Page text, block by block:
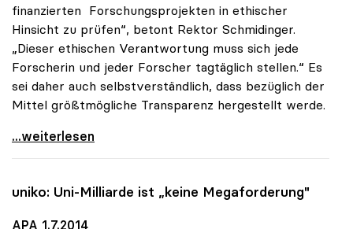
finanzierten Forschungsprojekten in ethischer
Hinsicht zu prüfen“, betont Rektor Schmidinger.
„Dieser ethischen Verantwortung muss sich jede
Forscherin und jeder Forscher tagtäglich stellen.“ Es
sei daher auch selbstverständlich, dass bezüglich der
Mittel größtmögliche Transparenz hergestellt werde.
uniko zu Drittmittelforschung: Ethischer Aspekt
...weiterlesen
uniko: Uni-Milliarde ist „keine Megaforderung"
APA 1.7.2014